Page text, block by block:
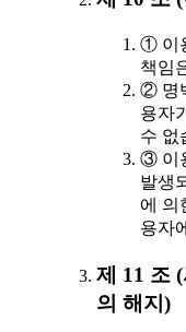
① 이
책임
② 명
용자
수 없
③ 이
발생
에 의
용자
제 11 조
의 해지)